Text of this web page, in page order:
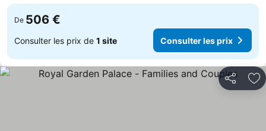
De 506 €
Consulter les prix de 1 site Consulter les prix
Partager